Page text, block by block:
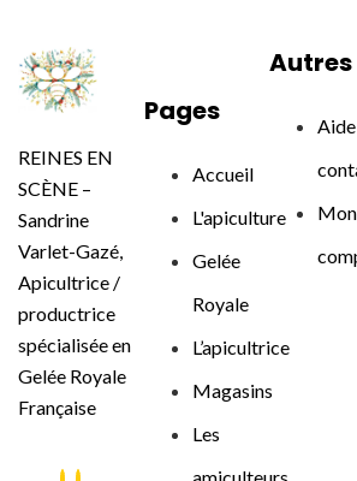
REINES EN
SCÈNE –
Sandrine
Varlet-Gazé,
Apicultrice /
productrice
spécialisée en
Gelée Royale
Française
Pages
Accueil
L'apiculture
Gelée
Royale
L’apicultrice
Magasins
Les
amiculteurs
Autres
Mon